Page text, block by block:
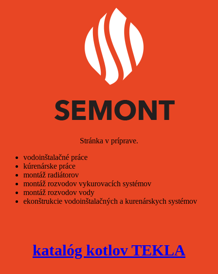
Stránka v príprave.
vodoinštalačné práce
kúrenárske práce
montáž radiátorov
montáž rozvodov vykurovacích systémov
montáž rozvodov vody
ekonštrukcie vodoinštalačných a kurenárskych systémov
katalóg kotlov TEKLA